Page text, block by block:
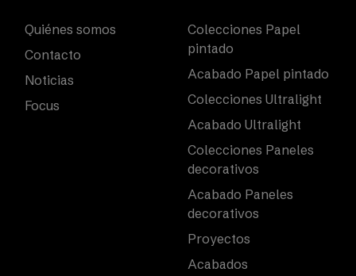
Quiénes somos
Contacto
Noticias
Focus
Colecciones Papel
pintado
Acabado Papel pintado
Colecciones Ultralight
Acabado Ultralight
Colecciones Paneles
decorativos
Acabado Paneles
decorativos
Proyectos
Acabados